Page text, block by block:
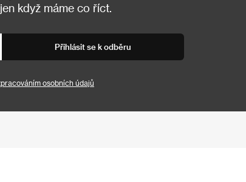
když máme co říct.
Přihlásit se k odběru
osobních údajů